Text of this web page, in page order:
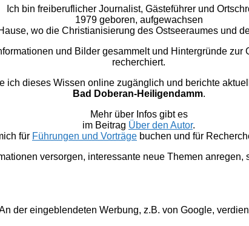
Ich bin freiberuflicher Journalist, Gästeführer und
1979 geboren, aufgewachsen
wo die Christianisierung des Ostseeraumes und
und Bilder gesammelt und Hintergründe
recherchiert.
ich dieses Wissen online zugänglich und berichte
Bad Doberan-Heiligendamm.
Mehr über Infos gibt es
im Beitrag Über den Autor.
für Führungen und Vorträge buchen und für
versorgen, interessante neue Themen anregen,
der eingeblendeten Werbung, z.B. von Google,